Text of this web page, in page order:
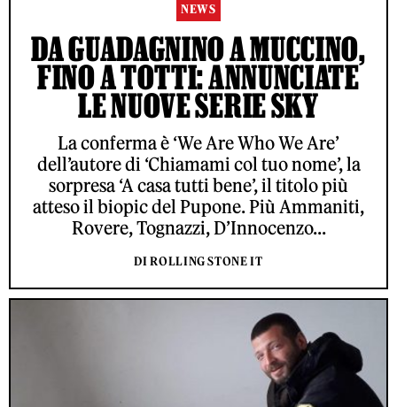
NEWS
DA GUADAGNINO A MUCCINO,
FINO A TOTTI: ANNUNCIATE
LE NUOVE SERIE SKY
La conferma è ‘We Are Who We Are’
dell’autore di ‘Chiamami col tuo nome’, la
sorpresa ‘A casa tutti bene’, il titolo più
atteso il biopic del Pupone. Più Ammaniti,
Rovere, Tognazzi, D’Innocenzo...
DI ROLLING STONE IT